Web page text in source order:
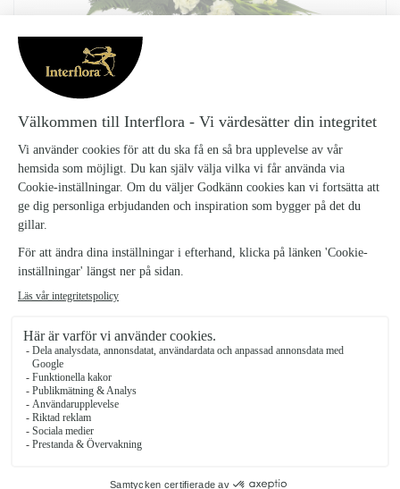
SOV I RO LÅG DEKORATION
DEK_16
1195 kr
Låg dekoration i oasis med vita blommor som rosor, gladiolus mm och
Antal
KÖP